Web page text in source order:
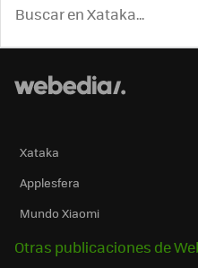
Xataka
Applesfera
Mundo Xiaomi
Otras publicaciones de